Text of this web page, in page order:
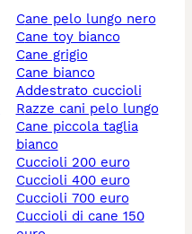
cane pelo lungo nero
cane toy bianco
cane grigio
cane bianco
addestrato cuccioli
razze cani pelo lungo
cane piccola taglia
bianco
cuccioli 200 euro
cuccioli 400 euro
cuccioli 700 euro
cuccioli di cane 150